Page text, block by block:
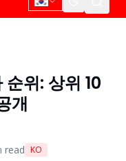
위: 상위 10
개
read KO